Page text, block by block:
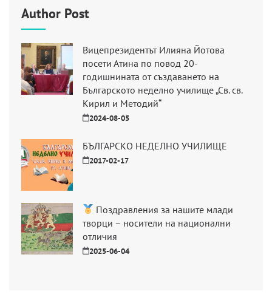
Author Post
Вицепрезидентът Илияна Йотова
посети Атина по повод 20-
годишнината от създаването на
Българското неделно училище „Св. св.
Кирил и Методий“
2024-08-05
БЪЛГАРСКО НЕДЕЛНО УЧИЛИЩЕ
2017-02-17
Поздравления за нашите млади
творци – носители на национални
отличия
2025-06-04